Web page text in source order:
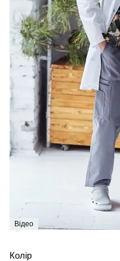
Відео
Колір